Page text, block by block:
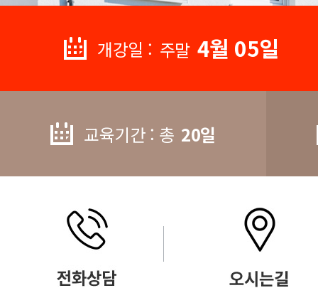
개강일 : 주말 4월 05일
교육기간 : 총 20일